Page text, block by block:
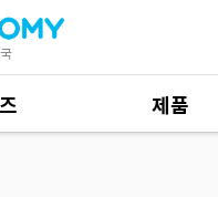
제품
제품 자료685